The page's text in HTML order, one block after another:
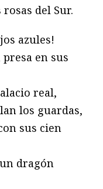
del Sur.
azules!
en sus
real,
los guardas,
sus cien
dragón